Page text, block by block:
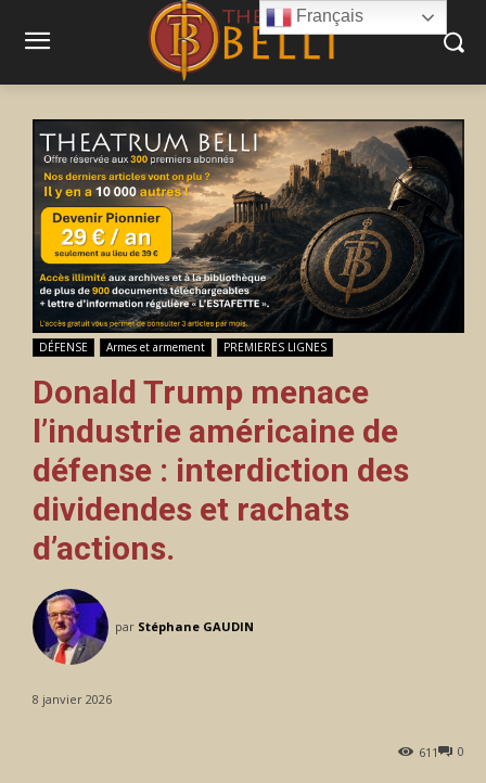
DÉFENSE Armes et armement PREMIERES LIGNES
Donald Trump menace
l’industrie américaine de
défense : interdiction des
dividendes et rachats
d’actions.
par Stéphane GAUDIN
8 janvier 2026
0
611
Français